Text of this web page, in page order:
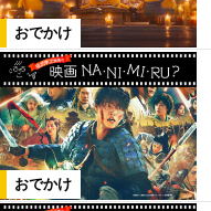
おでかけ
おでかけ